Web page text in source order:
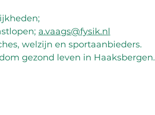
a.vaags@fysik.nl
welzijn en sportaanbieders.
gezond leven in Haaksbergen.